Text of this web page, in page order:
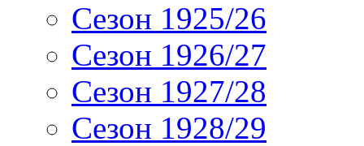
Сезон 1925/26
Сезон 1926/27
Сезон 1927/28
Сезон 1928/29